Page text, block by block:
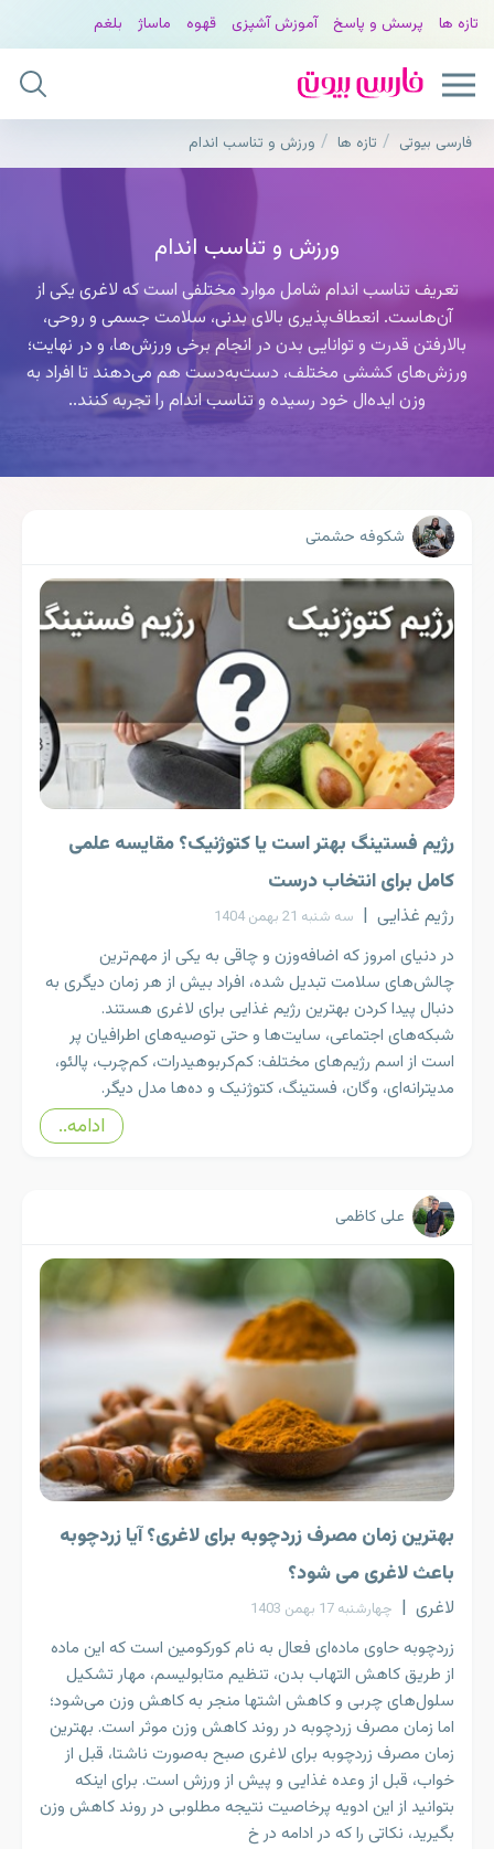
تازه ها پرسش و پاسخ آموزش آشپزی قهوه ماساژ بلغم
فارسی بیوتی تازه ها ورزش و تناسب اندام
ورزش و تناسب اندام
تعریف تناسب اندام شامل موارد مختلفی است که لاغری یکی از
آن‌هاست. انعطاف‌پذیری بالای بدنی، سلامت جسمی و روحی،
بالارفتن قدرت و توانایی بدن در انجام برخی ورزش‌ها، و در نهایت؛
ورزش‌های کششی مختلف، دست‌به‌دست هم می‌دهند تا افراد به
وزن ایده‌ال خود رسیده و تناسب اندام را تجربه کنند..
شکوفه حشمتی
رژیم فستینگ بهتر است یا کتوژنیک؟ مقایسه علمی
کامل برای انتخاب درست
رژیم غذایی | سه شنبه 21 بهمن 1404
در دنیای امروز که اضافه‌وزن و چاقی به یکی از مهم‌ترین
چالش‌های سلامت تبدیل شده، افراد بیش از هر زمان دیگری به
دنبال پیدا کردن بهترین رژیم غذایی برای لاغری هستند.
شبکه‌های اجتماعی، سایت‌ها و حتی توصیه‌های اطرافیان پر
است از اسم رژیم‌های مختلف: کم‌کربوهیدرات، کم‌چرب، پالئو،
مدیترانه‌ای، وگان، فستینگ، کتوژنیک و ده‌ها مدل دیگر.
ادامه..
علی کاظمی
بهترین زمان مصرف زردچوبه برای لاغری؟ آیا زردچوبه
باعث لاغری می شود؟
لاغری | چهارشنبه 17 بهمن 1403
زردچوبه حاوی ماده‌ای فعال به نام کورکومین است که این ماده
از طریق کاهش التهاب بدن، تنظیم متابولیسم، مهار تشکیل
سلول‌های چربی و کاهش اشتها منجر به کاهش وزن می‌شود؛
اما زمان مصرف زردچوبه در روند کاهش وزن موثر است. بهترین
زمان مصرف زردچوبه برای لاغری صبح به‌صورت ناشتا، قبل از
خواب، قبل از وعده غذایی و پیش از ورزش است. برای اینکه
بتوانید از این ادویه پرخاصیت نتیجه مطلوبی در روند کاهش وزن
بگیرید، نکاتی را که در ادامه در خ